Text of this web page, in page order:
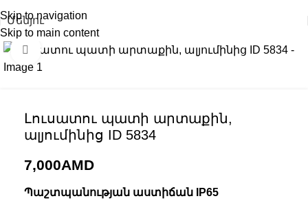
Skip to navigation
Skip to main content
Մենյու
Click to enlarge
Լուսատու պատի արտաքին,
ալյումինից ID 5834
7,000AMD
Պաշտպանության աստիճան IP65